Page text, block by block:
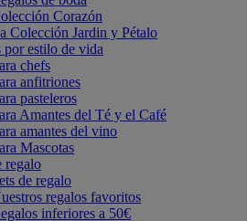
Corazón
Colección Jardin y Pétalo
por estilo de vida
chefs
anfitriones
pasteleros
Amantes del Té y el Café
amantes del vino
Mascotas
regalo
de regalo
regalos favoritos
inferiores a 50€